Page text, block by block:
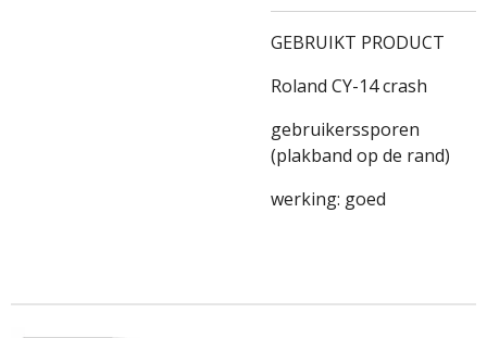
GEBRUIKT PRODUCT
Roland CY-14 crash
gebruikerssporen
(plakband op de rand)
werking: goed